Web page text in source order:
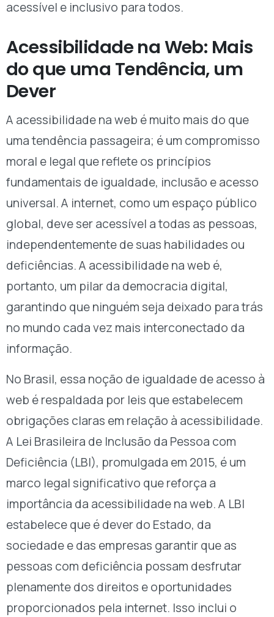
acessível e inclusivo para todos.
Acessibilidade na Web: Mais
do que uma Tendência, um
Dever
A acessibilidade na web é muito mais do que
uma tendência passageira; é um compromisso
moral e legal que reflete os princípios
fundamentais de igualdade, inclusão e acesso
universal. A internet, como um espaço público
global, deve ser acessível a todas as pessoas,
independentemente de suas habilidades ou
deficiências. A acessibilidade na web é,
portanto, um pilar da democracia digital,
garantindo que ninguém seja deixado para trás
no mundo cada vez mais interconectado da
informação.
No Brasil, essa noção de igualdade de acesso à
web é respaldada por leis que estabelecem
obrigações claras em relação à acessibilidade.
A Lei Brasileira de Inclusão da Pessoa com
Deficiência (LBI), promulgada em 2015, é um
marco legal significativo que reforça a
importância da acessibilidade na web. A LBI
estabelece que é dever do Estado, da
sociedade e das empresas garantir que as
pessoas com deficiência possam desfrutar
plenamente dos direitos e oportunidades
proporcionados pela internet. Isso inclui o